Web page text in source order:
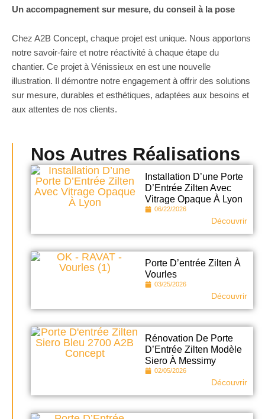
Un accompagnement sur mesure, du conseil à la pose
Chez A2B Concept, chaque projet est unique. Nous apportons
notre savoir-faire et notre réactivité à chaque étape du
chantier. Ce projet à Vénissieux en est une nouvelle
illustration. Il démontre notre engagement à offrir des solutions
sur mesure, durables et esthétiques, adaptées aux besoins et
aux attentes de nos clients.
Nos Autres Réalisations
Installation D’une Porte
D’Entrée Zilten Avec
Vitrage Opaque À Lyon
06/22/2026
Découvrir
Porte D’entrée Zilten À
Vourles
03/25/2026
Découvrir
Rénovation De Porte
D’Entrée Zilten Modèle
Siero À Messimy
02/05/2026
Découvrir